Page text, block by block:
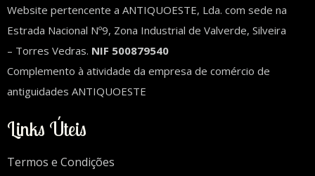
Website pertencente a ANTIQUOESTE, Lda. com sede na
Estrada Nacional Nº9, Zona Industrial de Valverde, Silveira
– Torres Vedras. NIF 500879540
Complemento à atividade da empresa de comércio de
antiguidades ANTIQUOESTE
Links Úteis
Termos e Condições